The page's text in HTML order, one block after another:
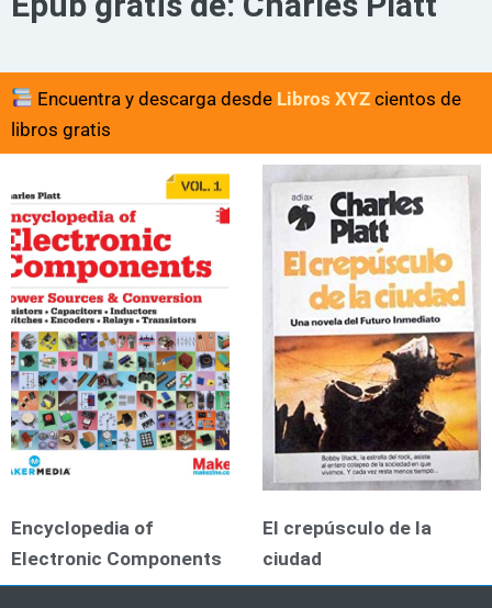
Encuentra y descarga desde Libros XYZcientos de
libros gratis
Encyclopedia of
Electronic Components
El crepúsculo de la
ciudad